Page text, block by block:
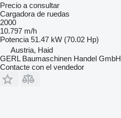
Precio a consultar
Cargadora de ruedas
2000
10.797 m/h
Potencia 51.47 kW (70.02 Hp)
Austria, Haid
GERL Baumaschinen Handel GmbH
Contacte con el vendedor